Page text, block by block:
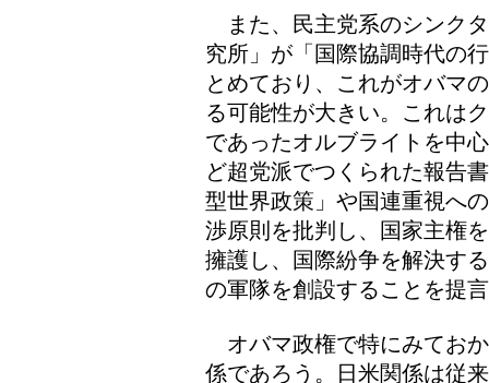
また、民主党系のシンク
究所」が「国際協調時代の
とめており、これがオバマ
る可能性が大きい。これは
であったオルブライトを中
ど超党派でつくられた報告
型世界政策」や国連重視へ
渉原則を批判し、国家主権
擁護し、国際紛争を解決す
の軍隊を創設することを提
オバマ政権で特にみてお
係であろう。日米関係は従